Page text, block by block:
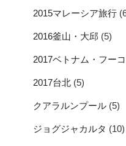
2015マレーシア旅行
2016釜山・大邱 (5)
2017ベトナム・フー
2017台北 (5)
クアラルンプール (5)
ジョグジャカルタ (10)